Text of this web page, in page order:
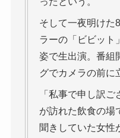
そして一夜明けた
ラーの「ビビット
姿で生出演。番組
グでカメラの前に
「私事で申し訳
が訪れた飲食の場
聞きしていた女性